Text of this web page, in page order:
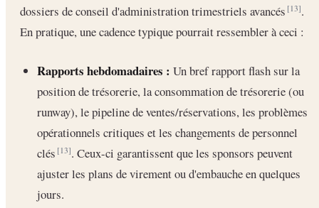
dossiers de conseil d'administration trimestriels avancés[13].
En pratique, une cadence typique pourrait ressembler à ceci :
Rapports hebdomadaires : Un bref rapport flash sur la
position de trésorerie, la consommation de trésorerie (ou
runway), le pipeline de ventes/réservations, les problèmes
opérationnels critiques et les changements de personnel
clés[13]. Ceux-ci garantissent que les sponsors peuvent
ajuster les plans de virement ou d'embauche en quelques
jours.